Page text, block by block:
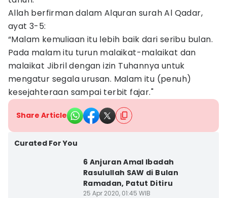
Allah berfirman dalam Alquran surah Al Qadar,
ayat 3-5:
“Malam kemuliaan itu lebih baik dari seribu bulan.
Pada malam itu turun malaikat-malaikat dan
malaikat Jibril dengan izin Tuhannya untuk
mengatur segala urusan. Malam itu (penuh)
kesejahteraan sampai terbit fajar."
Share Article
Curated For You
6 Anjuran Amal Ibadah
Rasulullah SAW di Bulan
Ramadan, Patut Ditiru
25 Apr 2020, 01:45 WIB